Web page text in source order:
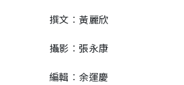
撰文︰黃麗欣
攝影︰張永康
編輯︰余運慶